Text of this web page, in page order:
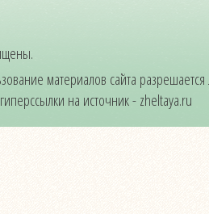
материалов сайта
на источник - zheltaya.ru